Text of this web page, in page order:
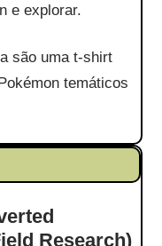
e explorar.
são uma t-shirt
temáticos
Research)